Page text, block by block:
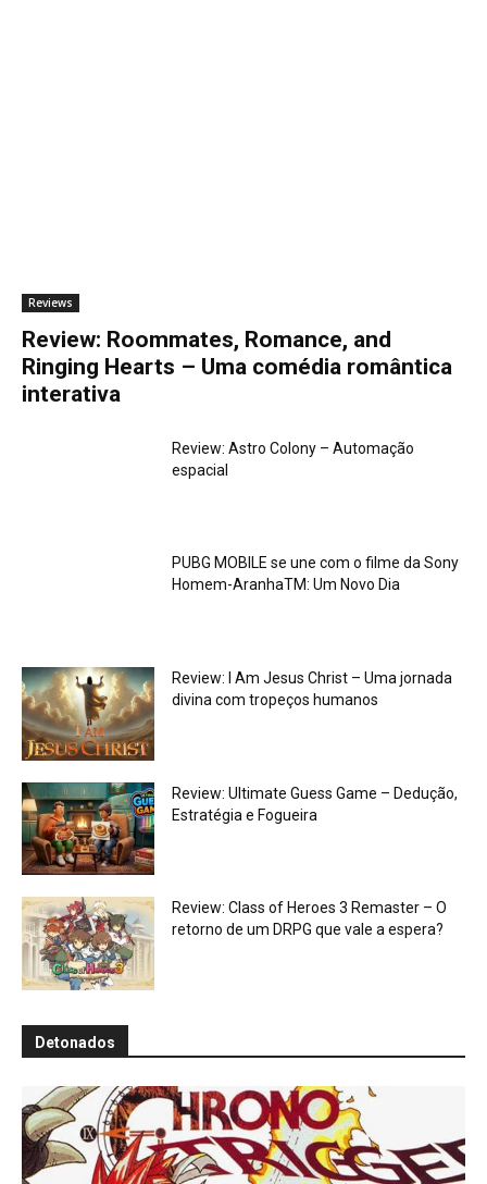
Reviews
Review: Roommates, Romance, and
Ringing Hearts – Uma comédia romântica
interativa
Review: Astro Colony – Automação
espacial
PUBG MOBILE se une com o filme da Sony
Homem-AranhaTM: Um Novo Dia
Review: I Am Jesus Christ – Uma jornada
divina com tropeços humanos
Review: Ultimate Guess Game – Dedução,
Estratégia e Fogueira
Review: Class of Heroes 3 Remaster – O
retorno de um DRPG que vale a espera?
Detonados